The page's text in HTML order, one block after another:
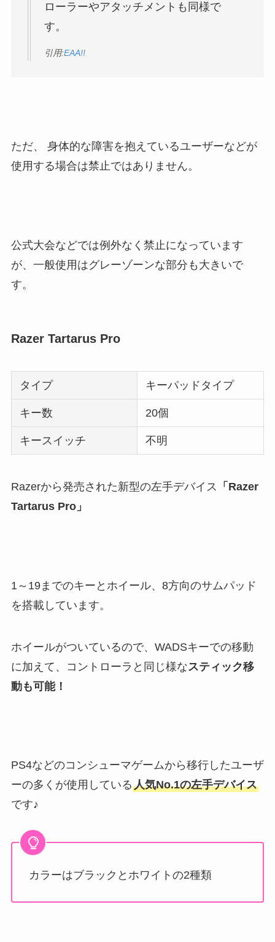
ローラーやアタッチメントも同様で
す。
引用:EAA!!
ただ、 身体的な障害を抱えているユーザーなどが
使用する場合は禁止ではありません。
公式大会などでは例外なく禁止になっています
が、一般使用はグレーゾーンな部分も大きいで
す。
Razer Tartarus Pro
タイプ キーパッドタイプ
キー数 20個
キースイッチ 不明
Razerから発売された新型の左手デバイス 「Razer
Tartarus Pro」
1～19までのキーとホイール、8方向のサムパッド
を搭載しています。
ホイールがついているので、WADSキーでの移動
に加えて、コントローラと同じ様なスティック移
動も可能！
PS4などのコンシューマゲームから移行したユーザ
ーの多くが使用している人気No.1の左手デバイス
です♪
カラーはブラックとホワイトの2種類